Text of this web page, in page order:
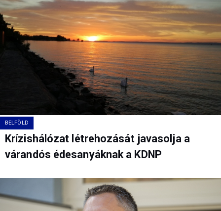
BELFÖLD
Krízishálózat létrehozását javasolja a
várandós édesanyáknak a KDNP